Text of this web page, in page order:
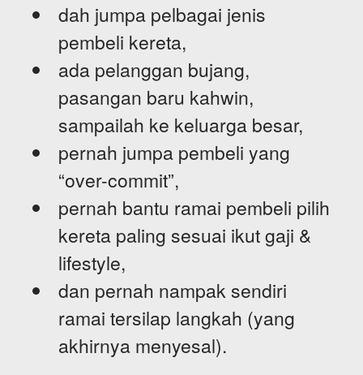
dah jumpa pelbagai jenis
pembeli kereta,
ada pelanggan bujang,
pasangan baru kahwin,
sampailah ke keluarga besar,
pernah jumpa pembeli yang
“over-commit”,
pernah bantu ramai pembeli pilih
kereta paling sesuai ikut gaji &
lifestyle,
dan pernah nampak sendiri
ramai tersilap langkah (yang
akhirnya menyesal).